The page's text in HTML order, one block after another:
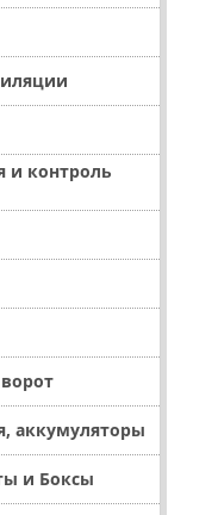
и контроль
аккумуляторы
и Боксы